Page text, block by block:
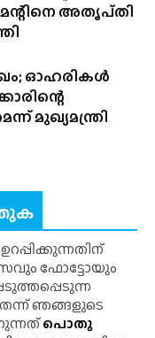
അതൃപ്‌തി
ഓഹരികൾ
മുഖ്യമന്ത്രി
ഫോട്ടോയും
ഞങ്ങളുടെ
പൊതു